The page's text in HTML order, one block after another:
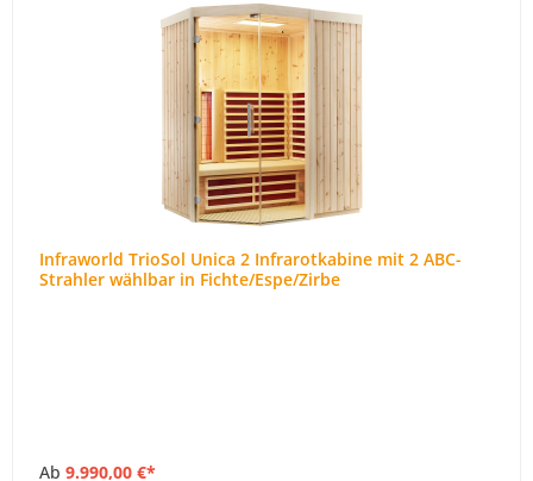
Infraworld TrioSol Unica 2 Infrarotkabine mit 2 ABC-
Strahler wählbar in Fichte/Espe/Zirbe
Ab 9.990,00 €*